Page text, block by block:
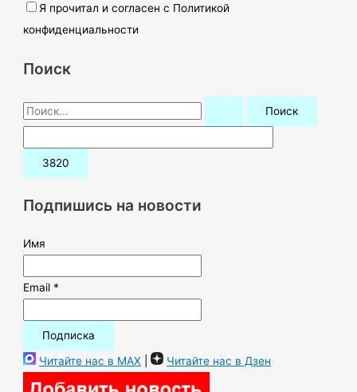
Я прочитал и согласен с Политикой
конфиденциальности
Поиск
П
о
и
:Подпишись на новости
Имя
Email *
Читайте нас в MAX | Читайте нас в Дзен